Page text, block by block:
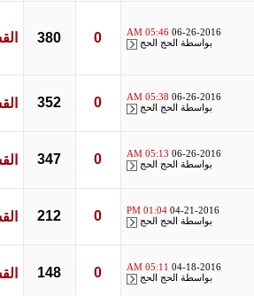
06-26-2016
05:46 AM
بواسطةالحج الحج 380
06-26-2016
05:38 AM
بواسطةالحج الحج 352
06-26-2016
05:13 AM
بواسطةالحج الحج 347
04-21-2016
01:04 PM
بواسطةالحج الحج 212
04-18-2016
05:11 AM
بواسطةالحج الحج 148